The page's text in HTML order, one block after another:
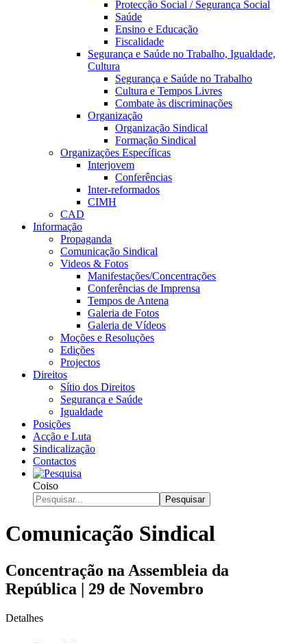
Protecção Social / Segurança Social
Saúde
Ensino e Educação
Fiscalidade
Segurança e Saúde no Trabalho, Igualdade,
Cultura
Segurança e Saúde no Trabalho
Cultura e Tempos Livres
Combate às discriminações
Organização
Organização Sindical
Formação Sindical
Organizações Específicas
Interjovem
Conferências
Inter-reformados
CIMH
CAD
Informação
Propaganda
Comunicação Sindical
Videos & Fotos
Manifestações/Concentrações
Conferências de Imprensa
Tempos de Antena
Galeria de Fotos
Galeria de Vídeos
Moções e Resoluções
Edições
Projectos
Direitos
Sítio dos Direitos
Segurança e Saúde
Igualdade
Posições
Acção e Luta
Sindicalização
Contactos
Coiso
Pesquisar
Comunicação Sindical
Concentração na Assembleia da
República | 29 de Novembro
Detalhes